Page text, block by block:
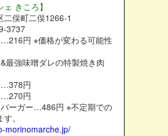
ェ きころ】
二俣町二俣1266-1
3737
円 ※価格が変わる可能性
最強味噌ダレの特製焼き肉
…378円
…270円
ーガー…486円 ※不定期での
。
morinomarche.jp/